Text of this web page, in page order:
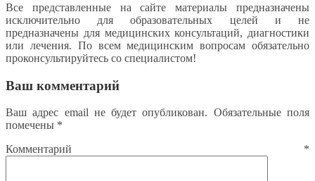
Все представленные на сайте материалы предназначены
исключительно для образовательных целей и не
предназначены для медицинских консультаций, диагностики
или лечения. По всем медицинским вопросам обязательно
проконсультируйтесь со специалистом!
Ваш комментарий
Ваш адрес email не будет опубликован. Обязательные поля
помечены *
Комментарий *